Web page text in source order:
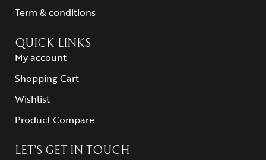
Term & conditions
QUICK LINKS
My account
Shopping Cart
Wishlist
Product Compare
LET’S GET IN TOUCH